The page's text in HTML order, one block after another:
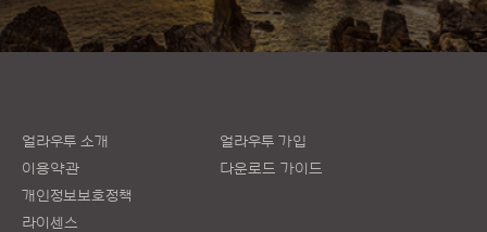
얼라우투 소개
이용약관
개인정보보호정책
라이센스
얼라우투 가입
다운로드 가이드